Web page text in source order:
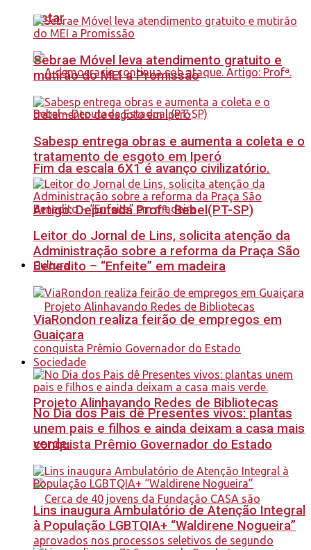
estar
Fim da escala 6X1 é avanço civilizatório.
Artigo: Deputada Profª. Bebel(PT-SP)
Cultura
Projeto Alinhavando Redes de Bibliotecas
conquista Prêmio Governador do Estado
Sebrae Móvel leva atendimento gratuito e
mutirão do MEI a Promissão
Sabesp entrega obras e aumenta a coleta e o
tratamento de esgoto em Iperó
Leitor do Jornal de Lins, solicita atenção da
Administração sobre a reforma da Praça São
Benedito – “Enfeite” em madeira
ViaRondon realiza feirão de empregos em
Guaiçara
Sociedade
No Dia dos Pais dê Presentes vivos: plantas
unem pais e filhos e ainda deixam a casa mais
verde.
Lins inaugura Ambulatório de Atenção Integral
à População LGBTQIA+ “Waldirene Nogueira”